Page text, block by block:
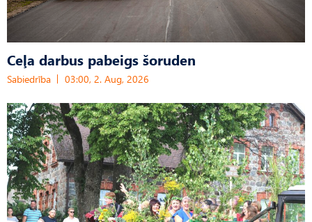
Ceļa darbus pabeigs šoruden
Sabiedrība 03:00, 2. Aug, 2026